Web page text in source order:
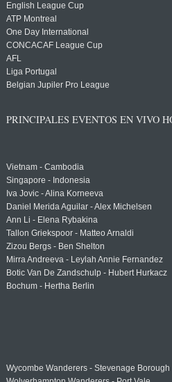
English League Cup
ATP Montreal
One Day International
CONCACAF League Cup
AFL
Liga Portugal
Belgian Jupiler Pro League
PRINCIPALES EVENTOS EN VIVO
Vietnam - Cambodia
Singapore - Indonesia
Iva Jovic - Alina Korneeva
Daniel Merida Aguilar - Alex Michelsen
Ann Li - Elena Rybakina
Tallon Griekspoor - Matteo Arnaldi
Zizou Bergs - Ben Shelton
Mirra Andreeva - Leylah Annie Fernandez
Botic Van De Zandschulp - Hubert Hurkacz
Bochum - Hertha Berlin
Wycombe Wanderers - Stevenage Borough